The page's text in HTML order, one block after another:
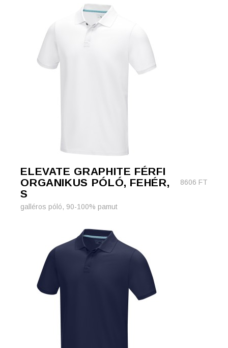
ELEVATE GRAPHITE FÉRFI
ORGANIKUS PÓLÓ, FEHÉR,
S
8606 FT
galléros póló, 90-100% pamut